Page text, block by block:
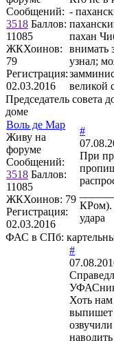
Сообщений:
3518 Баллов:
11085
ЖКХоинов:
79
Регистрация:
02.03.2016
-
пахан
внимать
узнал;
великой
Председатель совета
доме
Воль де Мар
Живу на
форуме
Сообщений:
3518 Баллов:
11085
ЖКХоинов: 79
Регистрация:
02.03.2016
#
При
КРом).
удара
ФАС в СПб:
#
Хоть
выпишет